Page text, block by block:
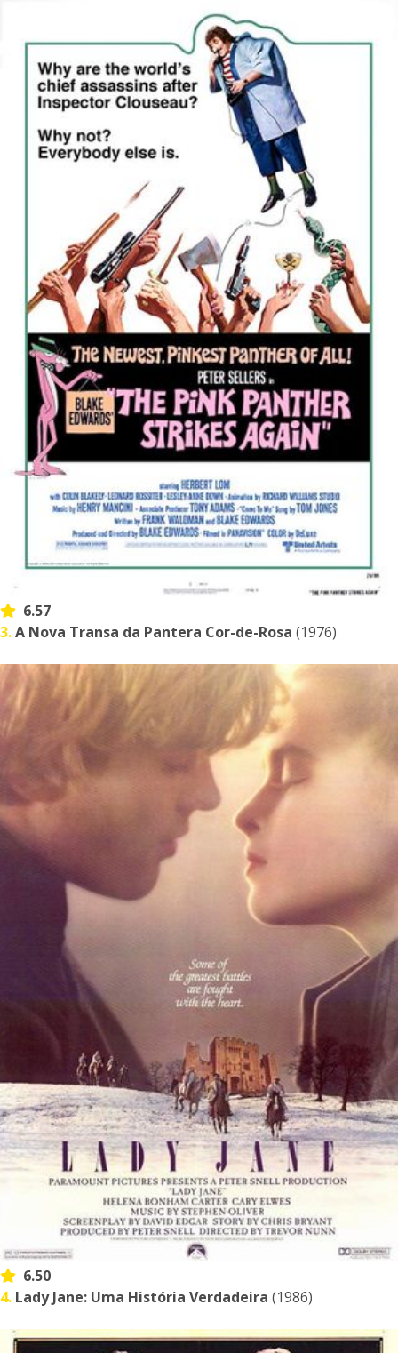
6.57
3.A Nova Transa da Pantera Cor-de-Rosa (1976)
6.50
4. Lady Jane: Uma História Verdadeira (1986)